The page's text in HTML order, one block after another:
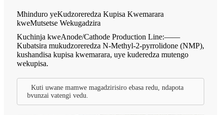
Mhinduro yeKudzoreredza Kupisa Kwemarara
kweMutsetse Wekugadzira
Kuchinja kweAnode/Cathode Production Line:——
Kubatsira mukudzoreredza N-Methyl-2-pyrrolidone (NMP),
kushandisa kupisa kwemarara, uye kuderedza mutengo
wekupisa.
Kuti uwane mamwe magadzirisiro ebasa redu, ndapota
bvunzai vatengi vedu.